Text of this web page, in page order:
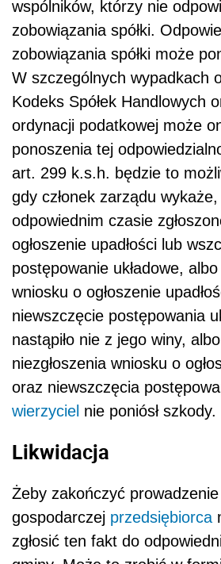
wspólników, którzy nie
zobowiązania spółki.
zobowiązania spółki może
W szczególnych wypadkach
Kodeks Spółek Handlowych
ordynacji podatkowej może
ponoszenia tej
art. 299 k.s.h. będzie to
gdy członek zarządu
odpowiednim czasie
ogłoszenie upadłości lub
postępowanie układowe,
wniosku o ogłoszenie
niewszczęcie postępowania
nastąpiło nie z jego winy,
niezgłoszenia wniosku o
oraz niewszczęcia
wierzyciel nie poniósł szkody.
Likwidacja
Żeby zakończyć prowadzenie
gospodarczej przedsiębiorca
zgłosić ten fakt do